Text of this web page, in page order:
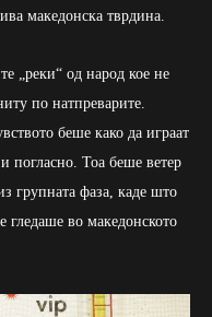
македонска тврдина.
„реки“ од народ кое не
по натпреварите.
беше како да играат
погласно. Тоа беше ветер
групната фаза, каде што
гледаше во македонското